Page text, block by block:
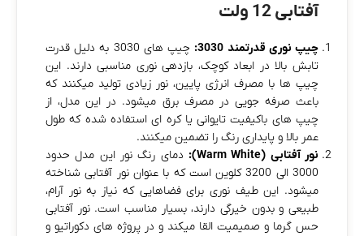
آفتابی 12 ولت
چیپ نوری قدرتمند 3030:
چیپ‌ های 3030 به دلیل قدرت
تابش بالا در ابعاد کوچک، بازدهی نوری مناسبی دارند. این
چیپ‌ ها با مصرف انرژی پایین، نور زیادی تولید میکنند که
باعث صرفه‌ جویی در مصرف برق میشود. در این مدل، از
چیپ‌ های باکیفیت تایوانی یا کره‌ ای استفاده شده که طول
عمر بالا و پایداری رنگ را تضمین میکنند.
نور آفتابی (Warm White):
دمای رنگ نور این مدل حدود
3000 الی 3200 کلوین است که با عنوان نور آفتابی شناخته
میشود. این طیف نوری برای فضاهایی که نیاز به نور آرام،
طبیعی و بدون خیرگی دارند، بسیار مناسب است. نور آفتابی
حس گرما و صمیمیت القا میکند و در پروژه‌ های دکوراتیو و